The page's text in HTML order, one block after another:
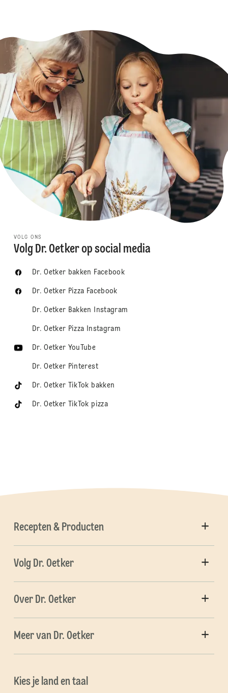
VOLG ONS
Volg Dr. Oetker op social media
Dr. Oetker bakken Facebook
Dr. Oetker Pizza Facebook
Dr. Oetker Bakken Instagram
Dr. Oetker Pizza Instagram
Dr. Oetker YouTube
Dr. Oetker Pinterest
Dr. Oetker TikTok bakken
Dr. Oetker TikTok pizza
Recepten & Producten
Volg Dr. Oetker
Over Dr. Oetker
Meer van Dr. Oetker
Kies je land en taal